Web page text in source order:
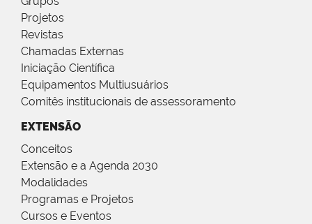
Projetos
Revistas
Chamadas Externas
Iniciação Científica
Equipamentos Multiusuários
Comitês institucionais de assessoramento
EXTENSÃO
Conceitos
Extensão e a Agenda 2030
Modalidades
Programas e Projetos
Cursos e Eventos